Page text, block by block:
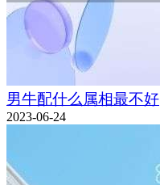
男牛配什么属相最不好
2023-06-24